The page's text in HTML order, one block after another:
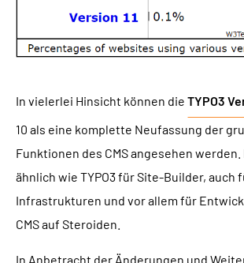
In vielerlei Hinsicht können die TYPO3
10 als eine komplette Neufassung der
Funktionen des CMS angesehen
ähnlich wie TYPO3 für Site-Builder, auch
Infrastrukturen und vor allem für
CMS auf Steroiden.
In Anbetracht der Änderungen und